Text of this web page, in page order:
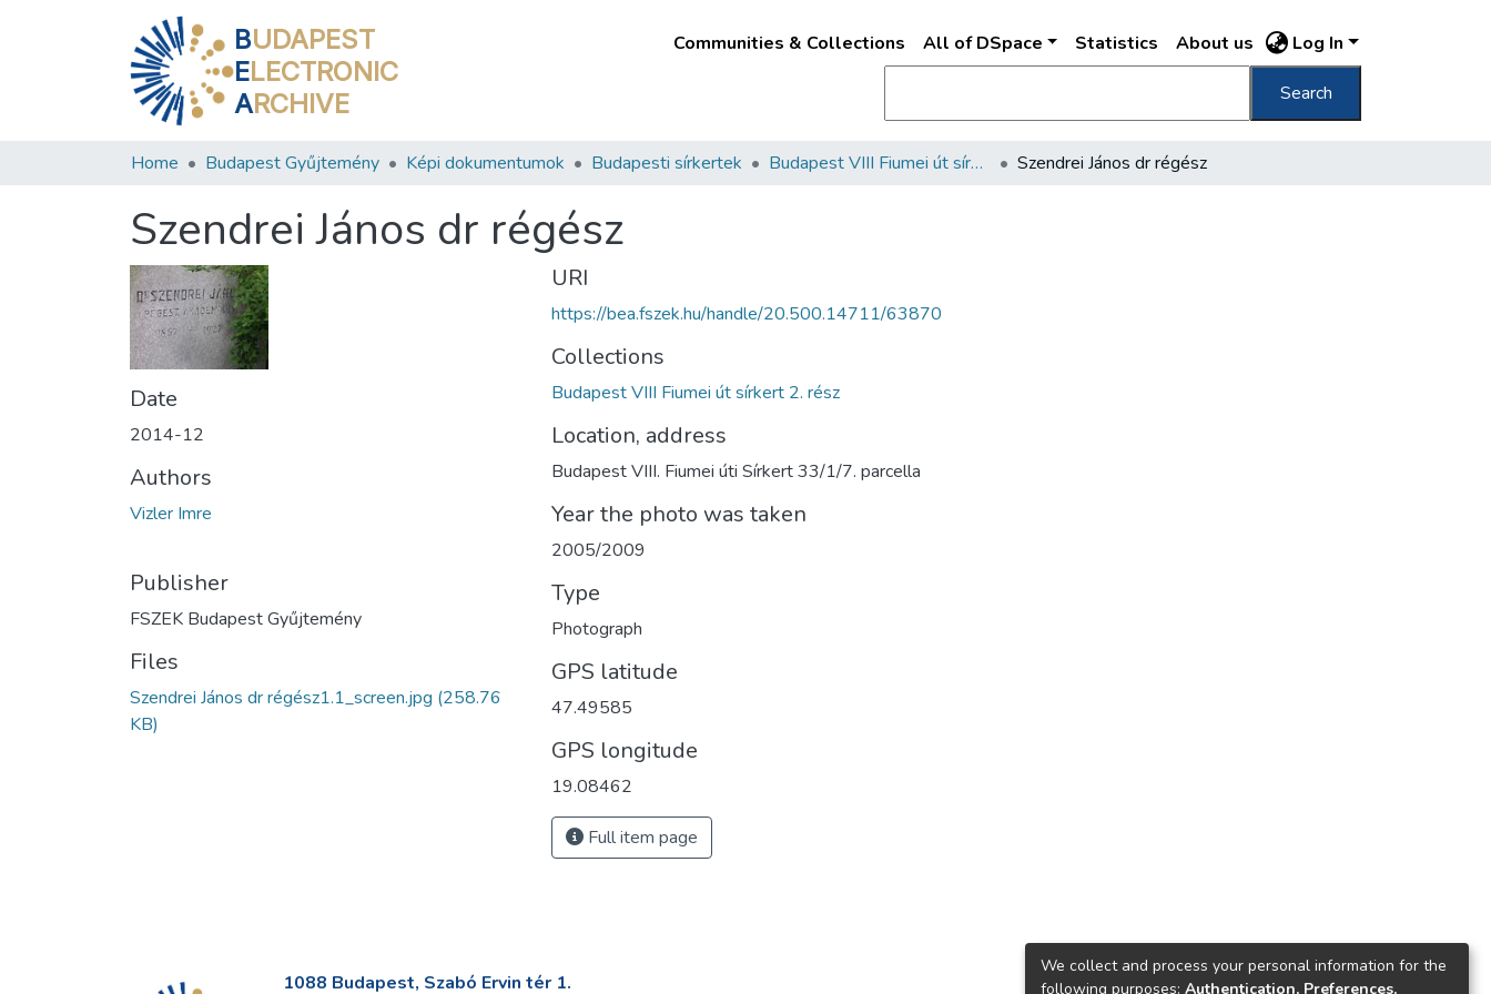
BUDAPEST
ELECTRONIC
ARCHIVE
Communities & Collections All of DSpace Statistics About us Log In
Search
Home Budapest Gyűjtemény Képi dokumentumok Budapesti sírkertek Budapest VIII Fiumei út sírkert 2. rész Szendrei János dr régész
Szendrei János dr régész
Date
2014-12
Authors
Vizler Imre
Publisher
FSZEK Budapest Gyűjtemény
Files
Szendrei János dr régész1.1_screen.jpg (258.76
KB)
URI
https://bea.fszek.hu/handle/20.500.14711/63870
Collections
Budapest VIII Fiumei út sírkert 2. rész
Location, address
Budapest VIII. Fiumei úti Sírkert 33/1/7. parcella
Year the photo was taken
2005/2009
Type
Photograph
GPS latitude
47.49585
GPS longitude
19.08462
Full item page
1088 Budapest, Szabó Ervin tér 1.
We collect and process your personal information for the
following purposes: Authentication, Preferences,